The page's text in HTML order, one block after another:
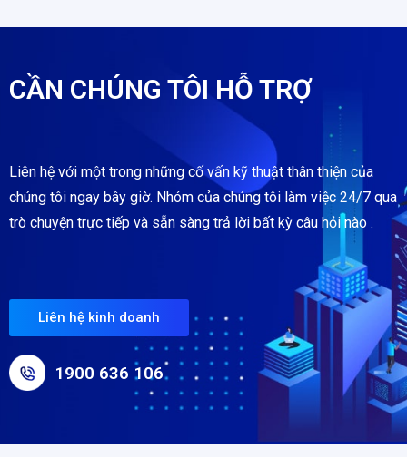
CẦN CHÚNG TÔI HỖ TRỢ
Liên hệ với một trong những cố vấn kỹ thuật thân thiện của
chúng tôi ngay bây giờ. Nhóm của chúng tôi làm việc 24/7 qua
trò chuyện trực tiếp và sẵn sàng trả lời bất kỳ câu hỏi nào .
Liên hệ kinh doanh
1900 636 106